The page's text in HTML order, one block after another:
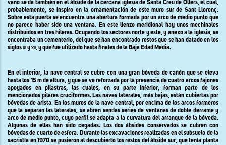
vano se da también en el ábside de la cercana iglesia de Santa Creu de Ollers, el cual,
probablemente, se inspiro en la ornamentación de este muro sur de Sant Llorenç.
Sobre esta puerta se encuentra una abertura formada por un arco de medio punto que
no parece haber sido una ventana. En este lienzo meridional hay unos mechinales
distribuidos en tres hileras. Ocupando los sectores norte y este, y anexo a la iglesia, se
encontraba un cementerio, del que se han encontrado restos que se han datado en los
siglosxiy xii, y que fue utilizado hasta finales de la Baja Edad Media.
En el interior, la nave central se cubre con una gran bóveda de cañón que se eleva
hasta los 15 m de altura, y que se ve reforzada por la presencia de cuatro arcos fajones
apoyados en pilastras, las cuales, en su parte inferior, forman parte de los
mencionados pilares cruciformes. Las naves laterales, más bajas, están cubiertas por
bóvedas de arista. En los muros de la nave central, por encima de los arcos formeros
que la separan las laterales, se abren sendas series de ventanas de doble derrame y
arco de medio punto, cuyo perfil se adapta a la curvatura del arranque de la bóveda.
Algunas de ellas han sido cegadas. Los dos ábsides conservados se cubren con
bóvedas de cuarto de esfera. Durante las excavaciones realizadas en el subsuelo de la
sacristía en 1970 se pusieron al descubierto los restos del ábside sur, que tenía planta